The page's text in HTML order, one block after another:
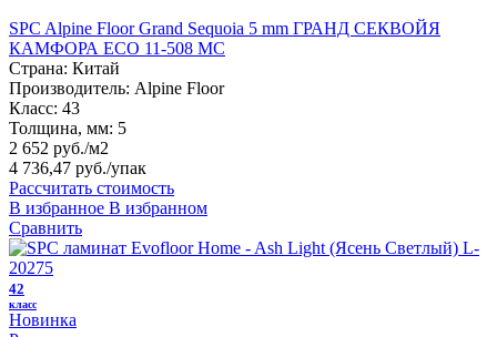
SPC Alpine Floor Grand Sequoia 5 mm ГРАНД СЕКВОЙЯ
КАМФОРА ECO 11-508 MC
Страна: Китай
Производитель: Alpine Floor
Класс: 43
Толщина, мм: 5
2 652 руб./м2
4 736,47 руб./упак
Рассчитать стоимость
В избранное В избранном
Сравнить
42
класс
Новинка